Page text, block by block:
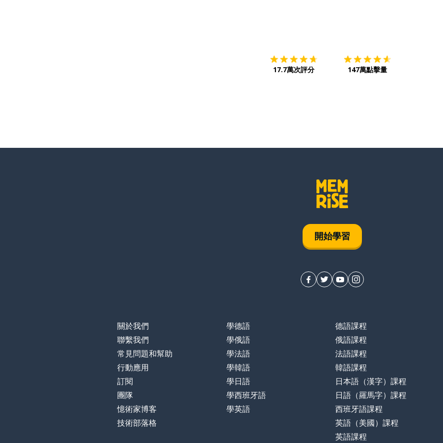
17.7萬次評分 147萬點擊量
開始學習
關於我們
聯繫我們
常見問題和幫助
行動應用
訂閱
團隊
憶術家博客
技術部落格
學德語
學俄語
學法語
學韓語
學日語
學西班牙語
學英語
德語課程
俄語課程
法語課程
韓語課程
日本語（漢字）課程
日語（羅馬字）課程
西班牙語課程
英語（美國）課程
英語課程